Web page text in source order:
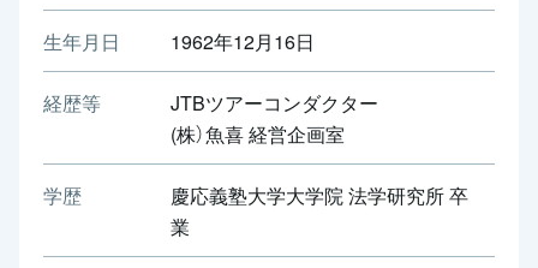
生年月日 1962年12月16日
経歴等
JTBツアーコンダクター
(株）魚喜 経営企画室
学歴
慶応義塾大学大学院 法学研究所 卒
業